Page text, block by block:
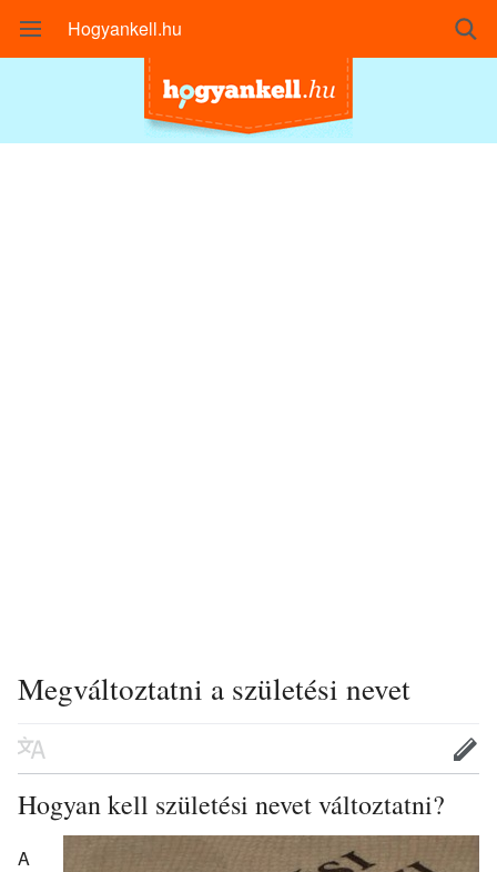
Hogyankell.hu
Megváltoztatni a születési nevet
Hogyan kell születési nevet változtatni?
A